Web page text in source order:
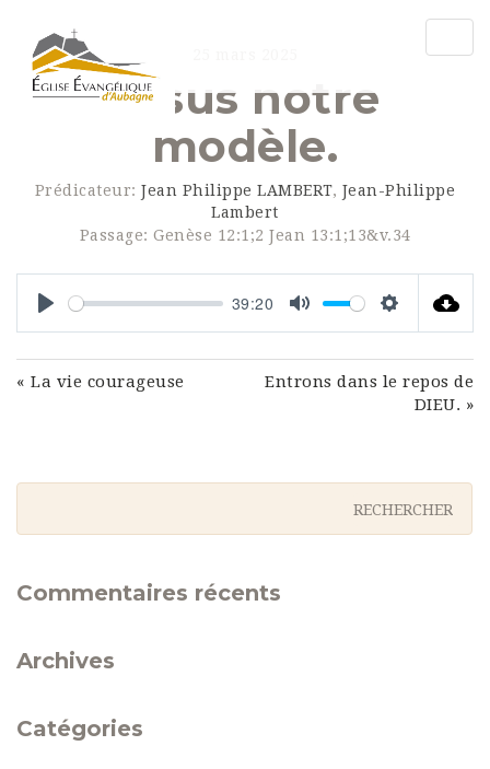
Jésus notre
modèle.
Prédicateur: Jean Philippe LAMBERT, Jean-Philippe
Lambert
Passage: Genèse 12:1;2 Jean 13:1;13&v.34
Play
39:20
Mute Settings
« La vie courageuse
Entrons dans le repos de
DIEU. »
Commentaires récents
Archives
Catégories